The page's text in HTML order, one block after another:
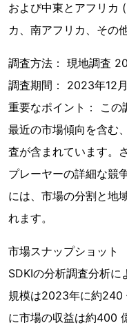
および中東とアフリカ
カ、南アフリカ、その
調査方法： 現地調査
調査期間： 2023年12
重要なポイント： この
最近の市場傾向を含む
査が含まれています。
プレーヤーの詳細な競
には、市場の分割と地
れます。
市場スナップショット
SDKIの分析調査分析
規模は2023年に約240
に市場の収益は約400